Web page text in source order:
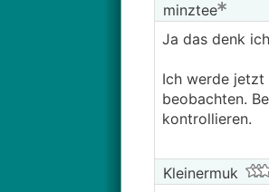
minztee
Ja das denk
Ich werde
beobachten.
kontrollieren.
Kleinermuk